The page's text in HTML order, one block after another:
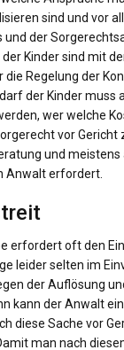
sind und vor
und der
Kinder sind mit
die Regelung der
der Kinder muss
wer welche
vor Gericht
und
Anwalt erfordert.
erfordert oft den
leider selten im
der Auflösung
kann der Anwalt
diese Sache vor
man nach